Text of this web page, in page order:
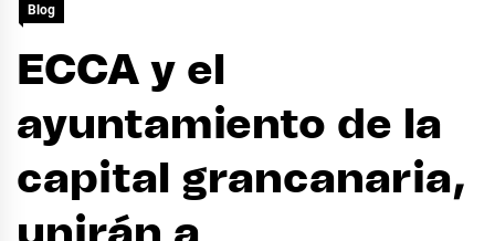
Blog
ECCA y el
ayuntamiento de la
capital grancanaria,